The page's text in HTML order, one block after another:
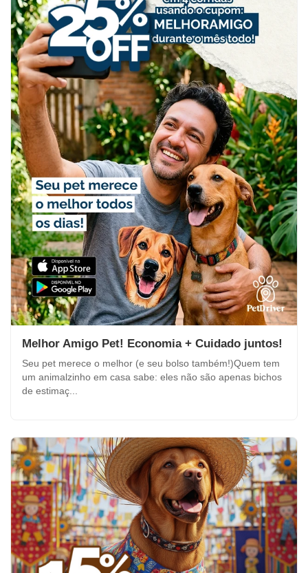
Melhor Amigo Pet! Economia + Cuidado juntos!
Seu pet merece o melhor (e seu bolso também!)Quem tem
um animalzinho em casa sabe: eles não são apenas bichos
de estimaç...